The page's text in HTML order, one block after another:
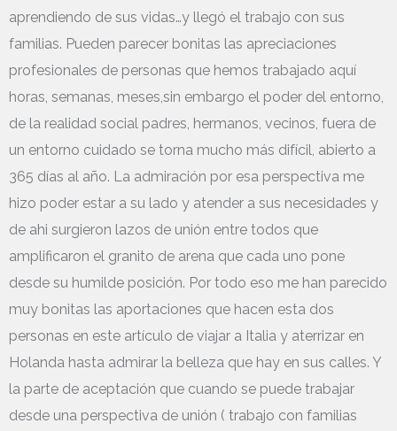
aprendiendo de sus vidas…y llegó el trabajo con sus
familias. Pueden parecer bonitas las apreciaciones
profesionales de personas que hemos trabajado aquí
horas, semanas, meses,sin embargo el poder del entorno,
de la realidad social padres, hermanos, vecinos, fuera de
un entorno cuidado se torna mucho más difícil, abierto a
365 días al año. La admiración por esa perspectiva me
hizo poder estar a su lado y atender a sus necesidades y
de ahi surgieron lazos de unión entre todos que
amplificaron el granito de arena que cada uno pone
desde su humilde posición. Por todo eso me han parecido
muy bonitas las aportaciones que hacen esta dos
personas en este artículo de viajar a Italia y aterrizar en
Holanda hasta admirar la belleza que hay en sus calles. Y
la parte de aceptación que cuando se puede trabajar
desde una perspectiva de unión ( trabajo con familias